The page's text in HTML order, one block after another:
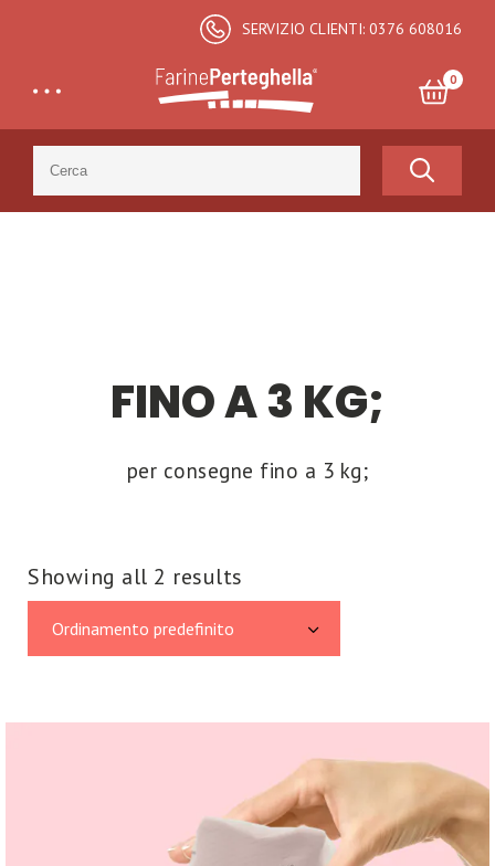
SERVIZIO CLIENTI: 0376 608016
0
Search
for:
FINO A 3 KG;
per consegne fino a 3 kg;
Showing all 2 results
Ordinamento predefinito